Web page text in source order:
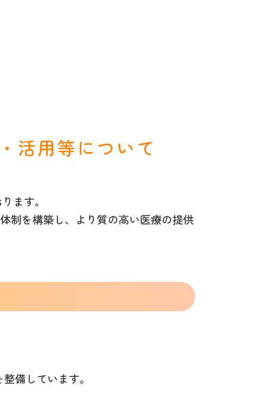
活用等について
ます。
制を構築し、より質の高い医療の提供
備しています。